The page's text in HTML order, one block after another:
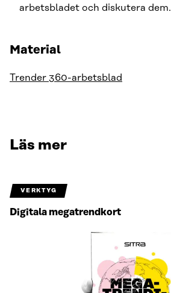
arbetsbladet och diskutera dem.
Material
Trender 360-arbetsblad
Läs mer
VERKTYG
Digitala megatrendkort